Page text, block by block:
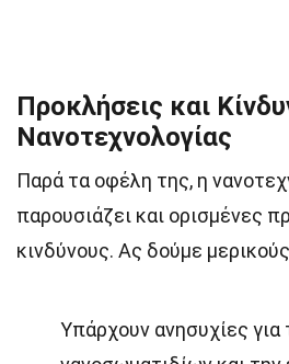
Προκλήσεις και
Νανοτεχνολογίας
Παρά τα οφέλη της, η
παρουσιάζει και ορισμένες
κινδύνους. Ας δούμε
Υπάρχουν ανησυχίες